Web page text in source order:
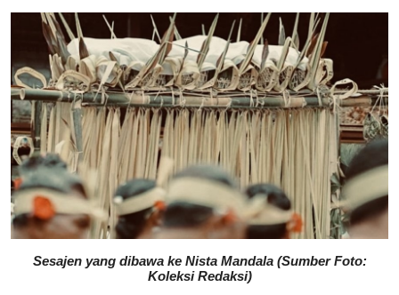
Sesajen yang dibawa ke Nista Mandala (Sumber Foto:
Koleksi Redaksi)